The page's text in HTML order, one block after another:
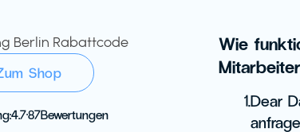
Berlin Rabattcode
Shop
4.7·87Bewertungen
Wie
1.Dear